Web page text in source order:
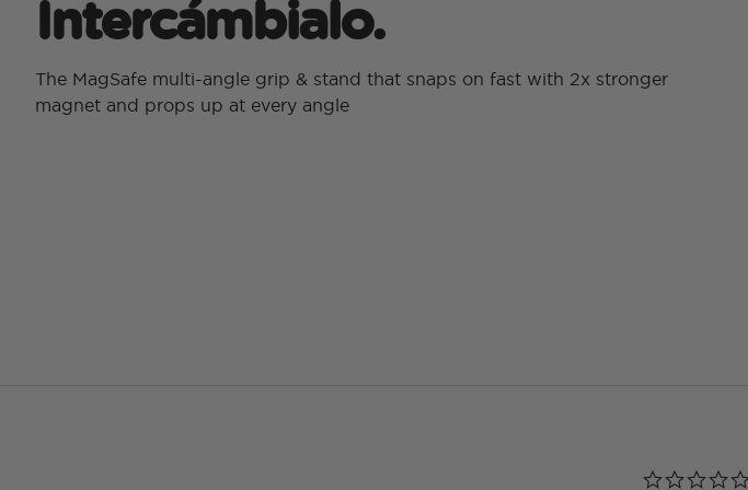
Intercámbialo.
The MagSafe multi-angle grip & stand that snaps on fast with 2x stronger
magnet and props up at every angle